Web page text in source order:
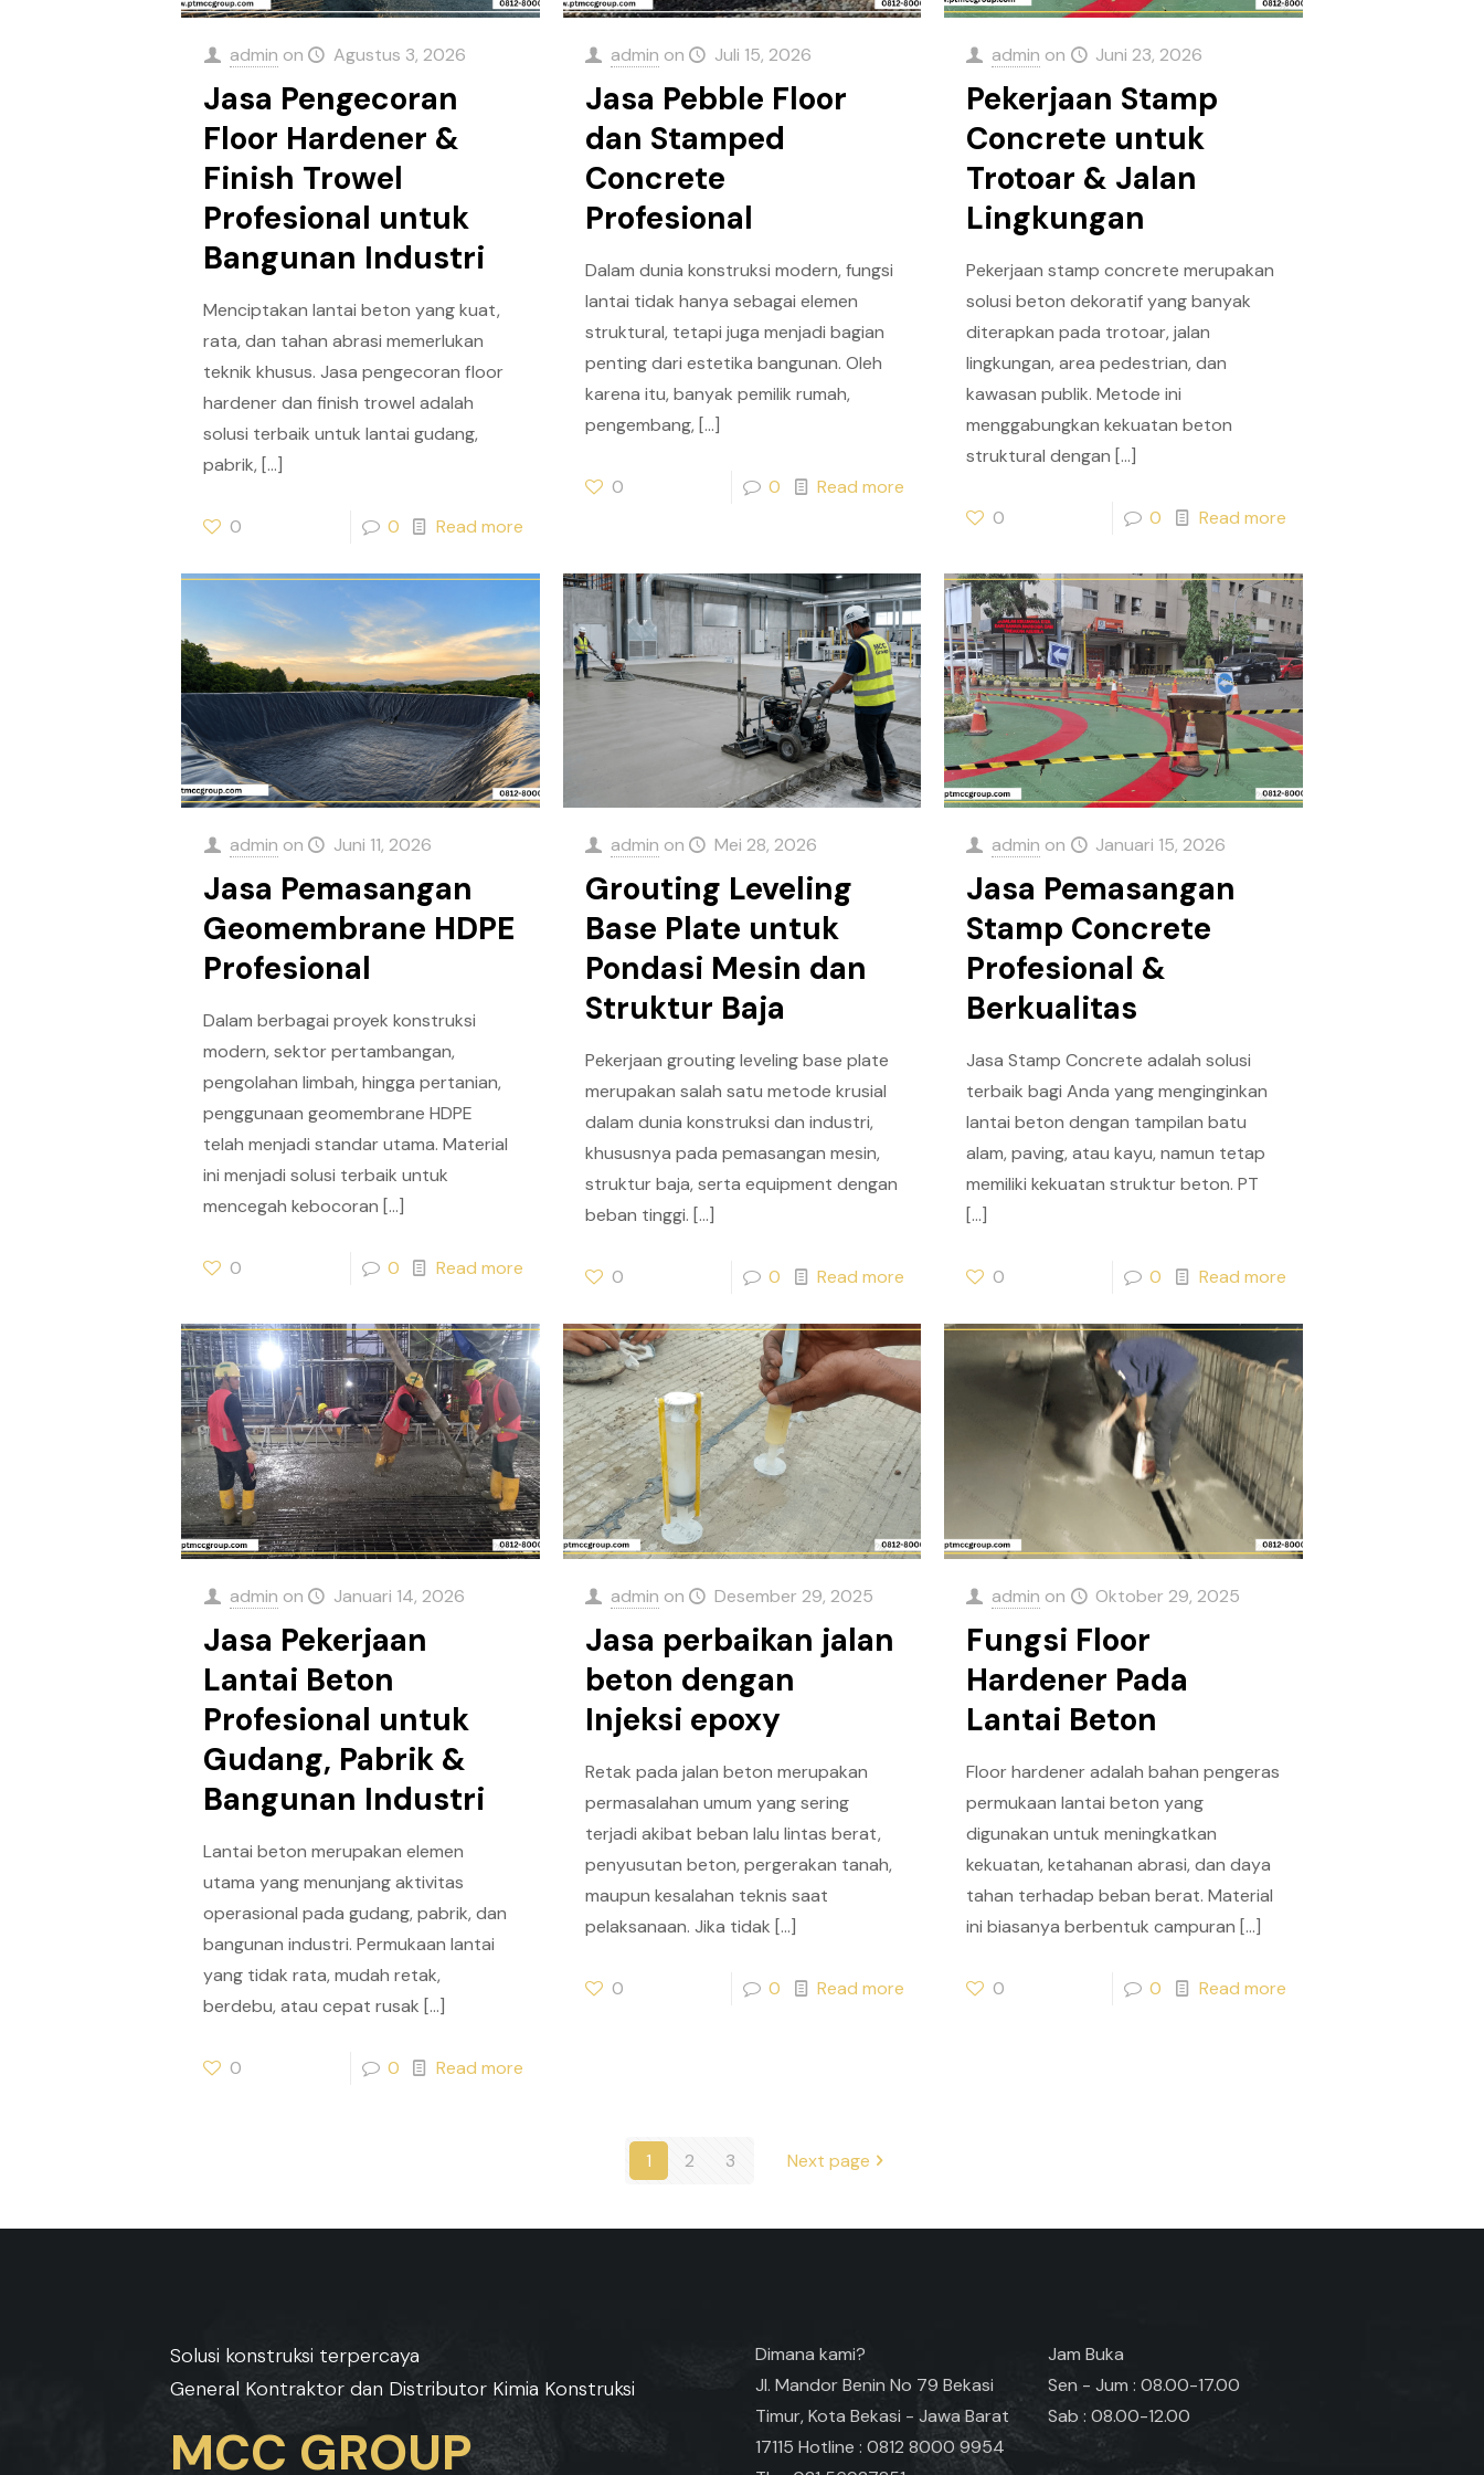
admin on Agustus 3, 2026
Jasa Pengecoran
Floor Hardener &
Finish Trowel
Profesional untuk
Bangunan Industri
Menciptakan lantai beton yang kuat,
rata, dan tahan abrasi memerlukan
teknik khusus. Jasa pengecoran floor
hardener dan finish trowel adalah
solusi terbaik untuk lantai gudang,
pabrik, […]
0 0 Read more
admin on Juli 15, 2026
Jasa Pebble Floor
dan Stamped
Concrete
Profesional
Dalam dunia konstruksi modern, fungsi
lantai tidak hanya sebagai elemen
struktural, tetapi juga menjadi bagian
penting dari estetika bangunan. Oleh
karena itu, banyak pemilik rumah,
pengembang, […]
0 0 Read more
admin on Juni 23, 2026
Pekerjaan Stamp
Concrete untuk
Trotoar & Jalan
Lingkungan
Pekerjaan stamp concrete merupakan
solusi beton dekoratif yang banyak
diterapkan pada trotoar, jalan
lingkungan, area pedestrian, dan
kawasan publik. Metode ini
menggabungkan kekuatan beton
struktural dengan […]
0 0 Read more
admin on Juni 11, 2026
Jasa Pemasangan
Geomembrane HDPE
Profesional
Dalam berbagai proyek konstruksi
modern, sektor pertambangan,
pengolahan limbah, hingga pertanian,
penggunaan geomembrane HDPE
telah menjadi standar utama. Material
ini menjadi solusi terbaik untuk
mencegah kebocoran […]
0 0 Read more
admin on Mei 28, 2026
Grouting Leveling
Base Plate untuk
Pondasi Mesin dan
Struktur Baja
Pekerjaan grouting leveling base plate
merupakan salah satu metode krusial
dalam dunia konstruksi dan industri,
khususnya pada pemasangan mesin,
struktur baja, serta equipment dengan
beban tinggi. […]
0 0 Read more
admin on Januari 15, 2026
Jasa Pemasangan
Stamp Concrete
Profesional &
Berkualitas
Jasa Stamp Concrete adalah solusi
terbaik bagi Anda yang menginginkan
lantai beton dengan tampilan batu
alam, paving, atau kayu, namun tetap
memiliki kekuatan struktur beton. PT
[…]
0 0 Read more
admin on Januari 14, 2026
Jasa Pekerjaan
Lantai Beton
Profesional untuk
Gudang, Pabrik &
Bangunan Industri
Lantai beton merupakan elemen
utama yang menunjang aktivitas
operasional pada gudang, pabrik, dan
bangunan industri. Permukaan lantai
yang tidak rata, mudah retak,
berdebu, atau cepat rusak […]
0 0 Read more
admin on Desember 29, 2025
Jasa perbaikan jalan
beton dengan
Injeksi epoxy
Retak pada jalan beton merupakan
permasalahan umum yang sering
terjadi akibat beban lalu lintas berat,
penyusutan beton, pergerakan tanah,
maupun kesalahan teknis saat
pelaksanaan. Jika tidak […]
0 0 Read more
admin on Oktober 29, 2025
Fungsi Floor
Hardener Pada
Lantai Beton
Floor hardener adalah bahan pengeras
permukaan lantai beton yang
digunakan untuk meningkatkan
kekuatan, ketahanan abrasi, dan daya
tahan terhadap beban berat. Material
ini biasanya berbentuk campuran […]
0 0 Read more
1 2 3 Next page
Solusi konstruksi terpercaya
General Kontraktor dan Distributor Kimia Konstruksi
MCC GROUP
Dimana kami?
Jl. Mandor Benin No 79 Bekasi
Timur, Kota Bekasi - Jawa Barat
17115 Hotline : 0812 8000 9954
Jam Buka
Sen - Jum : 08.00-17.00
Sab : 08.00-12.00